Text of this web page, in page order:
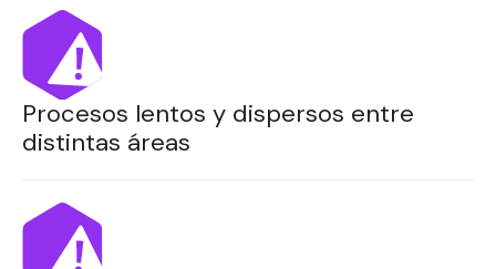
Procesos lentos y dispersos entre
distintas áreas